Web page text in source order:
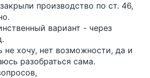
производство по ст. 46,
вариант - через
не хочу, нет возможности, да и
разобраться сама.